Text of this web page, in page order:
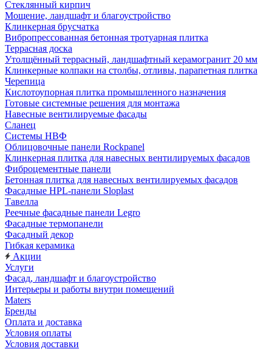
Cтеклянный кирпич
Мощение, ландшафт и благоустройство
Клинкерная брусчатка
Вибропрессованная бетонная тротуарная плитка
Террасная доска
Утолщённый террасный, ландшафтный керамогранит 20 мм
Клинкерные колпаки на столбы, отливы, парапетная плитка
Черепица
Кислотоупорная плитка промышленного назначения
Готовые системные решения для монтажа
Навесные вентилируемые фасады
Сланец
Системы НВФ
Облицовочные панели Rockpanel
Клинкерная плитка для навесных вентилируемых фасадов
Фиброцементные панели
Бетонная плитка для навесных вентилируемых фасадов
Фасадные HPL-панели Sloplast
Тавелла
Реечные фасадные панели Legro
Фасадные термопанели
Фасадный декор
Гибкая керамика
Акции
Услуги
Фасад, ландшафт и благоустройство
Интерьеры и работы внутри помещений
Maters
Бренды
Оплата и доставка
Условия оплаты
Условия доставки